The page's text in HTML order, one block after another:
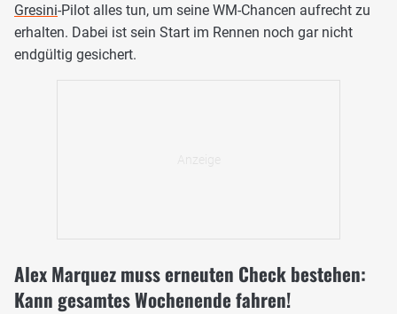
Gresini-Pilot alles tun, um seine WM-Chancen aufrecht zu
erhalten. Dabei ist sein Start im Rennen noch gar nicht
endgültig gesichert.
Alex Marquez muss erneuten Check bestehen:
Kann gesamtes Wochenende fahren!